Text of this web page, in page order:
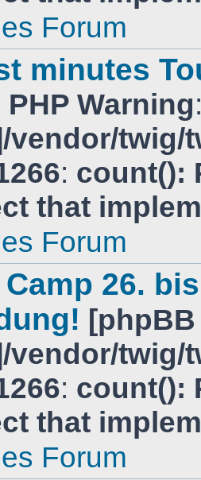
Forum
minutes
Warning
vendor/
: count():
that
Forum
26.
[phpBB
vendor/
: count():
that
Forum